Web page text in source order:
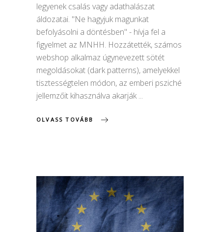
legyenek csalás vagy adathalászat
áldozatai. "Ne hagyjuk magunkat
befolyásolni a döntésben" - hívja fel a
figyelmet az MNHH. Hozzátették, számos
webshop alkalmaz úgynevezett sötét
megoldásokat (dark patterns), amelyekkel
tisztességtelen módon, az emberi psziché
jellemzőit kihasználva akarják
OLVASS TOVÁBB